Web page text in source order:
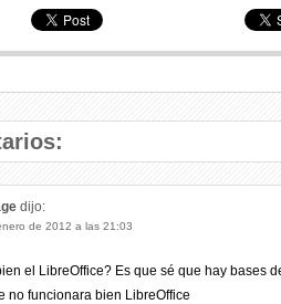
dijo:
de 2012 a las 21:03
el LibreOffice? Es que sé que hay bases
no funcionara bien LibreOffice